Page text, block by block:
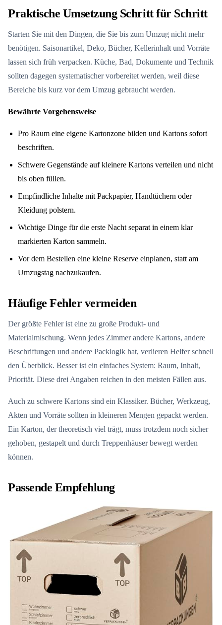
Praktische Umsetzung Schritt für Schritt
Starten Sie mit den Dingen, die Sie bis zum Umzug nicht mehr
benötigen. Saisonartikel, Deko, Bücher, Kellerinhalt und Vorräte
lassen sich früh verpacken. Küche, Bad, Dokumente und Technik
sollten dagegen systematischer vorbereitet werden, weil diese
Bereiche bis kurz vor dem Umzug gebraucht werden.
Bewährte Vorgehensweise
Pro Raum eine eigene Kartonzone bilden und Kartons sofort
beschriften.
Schwere Gegenstände auf kleinere Kartons verteilen und nicht
bis oben füllen.
Empfindliche Inhalte mit Packpapier, Handtüchern oder
Kleidung polstern.
Wichtige Dinge für die erste Nacht separat in einem klar
markierten Karton sammeln.
Vor dem Bestellen eine kleine Reserve einplanen, statt am
Umzugstag nachzukaufen.
Häufige Fehler vermeiden
Der größte Fehler ist eine zu große Produkt- und
Materialmischung. Wenn jedes Zimmer andere Kartons, andere
Beschriftungen und andere Packlogik hat, verlieren Helfer schnell
den Überblick. Besser ist ein einfaches System: Raum, Inhalt,
Priorität. Diese drei Angaben reichen in den meisten Fällen aus.
Auch zu schwere Kartons sind ein Klassiker. Bücher, Werkzeug,
Akten und Vorräte sollten in kleineren Mengen gepackt werden.
Ein Karton, der theoretisch viel trägt, muss trotzdem noch sicher
gehoben, gestapelt und durch Treppenhäuser bewegt werden
können.
Passende Empfehlung